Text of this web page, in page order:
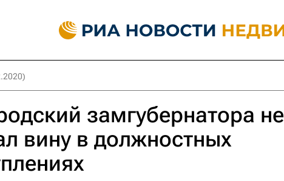
замгубернатора не
вину в должностных